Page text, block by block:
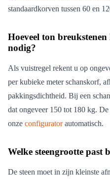
standaardkorven tussen 60 en
Hoeveel ton
nodig?
Als vuistregel rekent u op
per kubieke meter schanskorf,
pakkingsdichtheid. Bij een
dat ongeveer 150 tot 180 kg.
onze configuratorautomatisch.
Welke steengrootte past
De steen moet in zijn kleinste